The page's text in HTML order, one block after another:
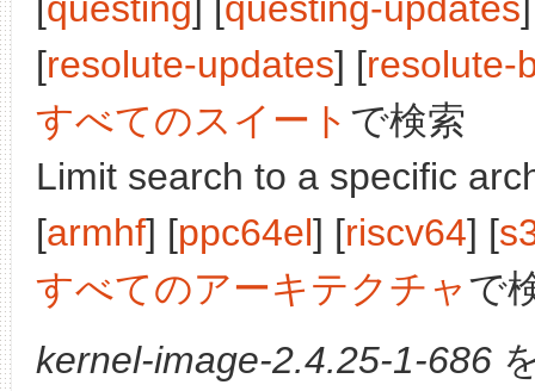
[resolute-updates] [resolute-
すべてのスイート で検索
Limit search to a specific
[armhf] [ppc64el] [riscv64] [
すべてのアーキテクチャで
kernel-image-2.4.25-1-686